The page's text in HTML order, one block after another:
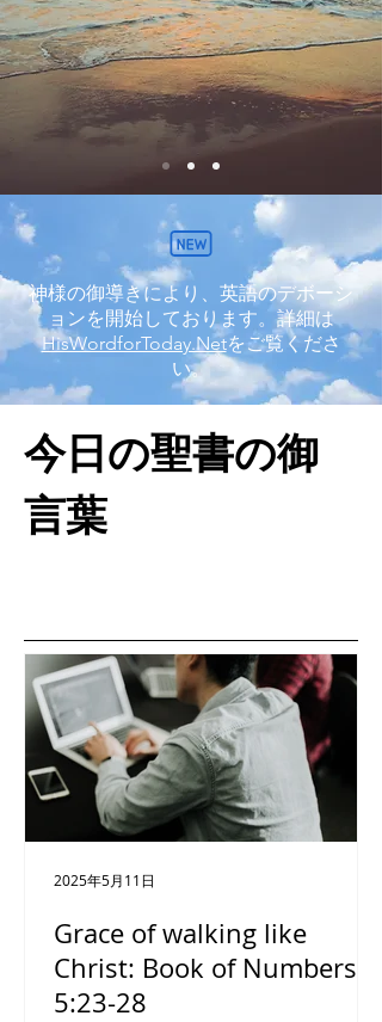
​神様の御導きにより、英語のデボーシ
ョンを開始しております。詳細は
HisWordforToday.Netをご覧くださ
い。
今日の聖書の御
言葉
Grace of walking like
Christ: Book of Numbers
5:23-28
2025年5月11日